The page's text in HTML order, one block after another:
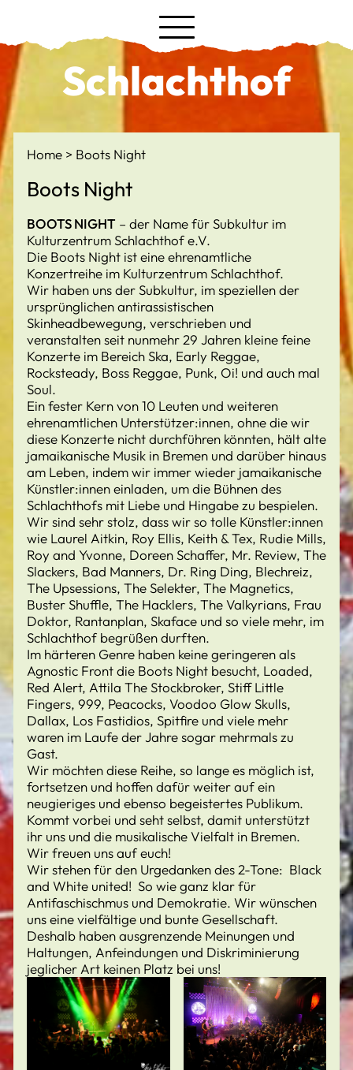
Schlachthof
Home Boots Night
Boots Night
BOOTS NIGHT – der Name für Subkultur im
Kulturzentrum Schlachthof e.V.
Die Boots Night ist eine ehrenamtliche
Konzertreihe im Kulturzentrum Schlachthof.
Wir haben uns der Subkultur, im speziellen der
ursprünglichen antirassistischen
Skinheadbewegung, verschrieben und
veranstalten seit nunmehr 29 Jahren kleine feine
Konzerte im Bereich Ska, Early Reggae,
Rocksteady, Boss Reggae, Punk, Oi! und auch mal
Soul.
Ein fester Kern von 10 Leuten und weiteren
ehrenamtlichen Unterstützer:innen, ohne die wir
diese Konzerte nicht durchführen könnten, hält alte
jamaikanische Musik in Bremen und darüber hinaus
am Leben, indem wir immer wieder jamaikanische
Künstler:innen einladen, um die Bühnen des
Schlachthofs mit Liebe und Hingabe zu bespielen.
Wir sind sehr stolz, dass wir so tolle Künstler:innen
wie Laurel Aitkin, Roy Ellis, Keith & Tex, Rudie Mills,
Roy and Yvonne, Doreen Schaffer, Mr. Review, The
Slackers, Bad Manners, Dr. Ring Ding, Blechreiz,
The Upsessions, The Selekter, The Magnetics,
Buster Shuffle, The Hacklers, The Valkyrians, Frau
Doktor, Rantanplan, Skaface und so viele mehr, im
Schlachthof begrüßen durften.
Im härteren Genre haben keine geringeren als
Agnostic Front die Boots Night besucht, Loaded,
Red Alert, Attila The Stockbroker, Stiff Little
Fingers, 999, Peacocks, Voodoo Glow Skulls,
Dallax, Los Fastidios, Spitfire und viele mehr
waren im Laufe der Jahre sogar mehrmals zu
Gast.
Wir möchten diese Reihe, so lange es möglich ist,
fortsetzen und hoffen dafür weiter auf ein
neugieriges und ebenso begeistertes Publikum.
Kommt vorbei und seht selbst, damit unterstützt
ihr uns und die musikalische Vielfalt in Bremen.
Wir freuen uns auf euch!
Wir stehen für den Urgedanken des 2-Tone: Black
and White united! So wie ganz klar für
Antifaschischmus und Demokratie. Wir wünschen
uns eine vielfältige und bunte Gesellschaft.
Deshalb haben ausgrenzende Meinungen und
Haltungen, Anfeindungen und Diskriminierung
jeglicher Art keinen Platz bei uns!